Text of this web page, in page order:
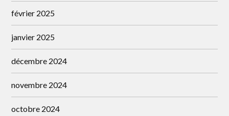
février 2025
janvier 2025
décembre 2024
novembre 2024
octobre 2024